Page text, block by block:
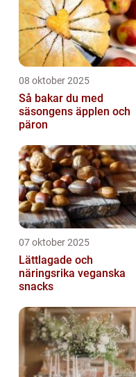
08 oktober 2025
Så bakar du med
säsongens äpplen och
päron
07 oktober 2025
Lättlagade och
näringsrika veganska
snacks